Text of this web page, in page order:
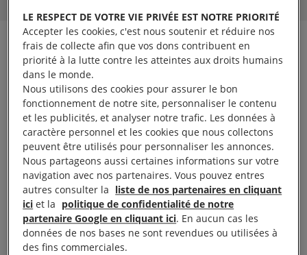
Janna Jihad a 15 ans et n’aspire qu’à une enfance
normale. Mais elle vit à Nabi Saleh, en Cisjordanie
occupée par Israël. Comme de nombreux
Palestiniens, sa communauté est sans cesse
discriminée et persécutée par les autorités
israéliennes.
Descentes nocturnes dans les quartiers,
démolissions des logements et des écoles. Quant à
ceux qui osent se mobiliser pour défendre leurs
droits ? Ils sont violemment réprimés. Les premières
LE RESPECT DE VOTRE VIE PRIVÉE EST NOTRE PRIORITÉ
Accepter les cookies, c'est nous soutenir et réduire nos
frais de collecte afin que vos dons contribuent en
priorité à la lutte contre les atteintes aux droits humains
dans le monde.
Nous utilisons des cookies pour assurer le bon
fonctionnement de notre site, personnaliser le contenu
et les publicités, et analyser notre trafic. Les données à
caractère personnel et les cookies que nous collectons
peuvent être utilisés pour personnaliser les annonces.
Nous partageons aussi certaines informations sur votre
navigation avec nos partenaires. Vous pouvez entres
autres consulter la liste de nos partenaires en cliquant
ici et la politique de confidentialité de notre
partenaire Google en cliquant ici. En aucun cas les
données de nos bases ne sont revendues ou utilisées à
des fins commerciales.